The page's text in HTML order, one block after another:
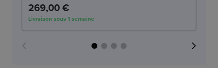
269,00 €
Livraison sous 1 semaine